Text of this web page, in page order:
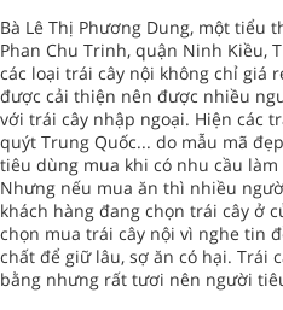
Bà Lê Thị Phương Dung, một tiểu
Phan Chu Trinh, quận Ninh Kiều,
các loại trái cây nội không chỉ giá
được cải thiện nên được nhiều
với trái cây nhập ngoại. Hiện các
quýt Trung Quốc... do mẫu mã
tiêu dùng mua khi có nhu cầu
Nhưng nếu mua ăn thì nhiều
khách hàng đang chọn trái cây ở
chọn mua trái cây nội vì nghe tin
chất để giữ lâu, sợ ăn có hại. Trái
bằng nhưng rất tươi nên người